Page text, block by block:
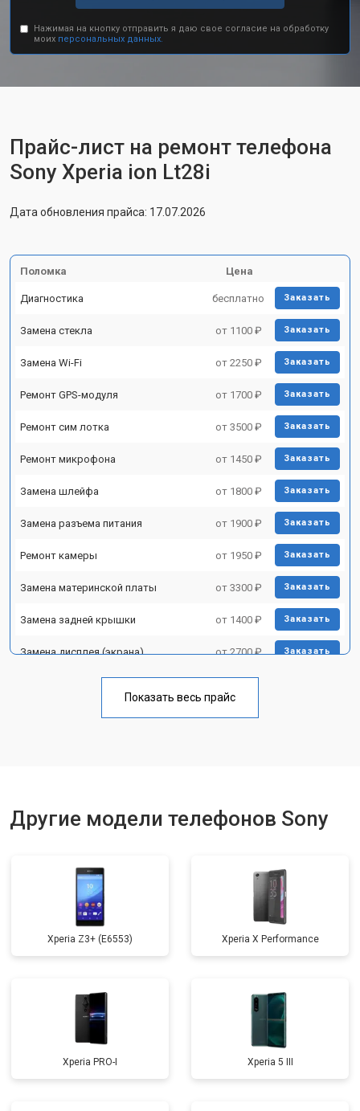
Нажимая на кнопку отправить я даю свое согласие на обработку
моих персональных данных.
Прайс-лист на ремонт телефона
Sony Xperia ion Lt28i
Дата обновления прайса: 17.07.2026
Поломка Цена
Диагностика бесплатно Заказать
Замена стекла от 1100 ₽ Заказать
Замена Wi-Fi от 2250 ₽ Заказать
Ремонт GPS-модуля от 1700 ₽ Заказать
Ремонт сим лотка от 3500 ₽ Заказать
Ремонт микрофона от 1450 ₽ Заказать
Замена шлейфа от 1800 ₽ Заказать
Замена разъема питания от 1900 ₽ Заказать
Ремонт камеры от 1950 ₽ Заказать
Замена материнской платы от 3300 ₽ Заказать
Замена задней крышки от 1400 ₽ Заказать
Замена дисплея (экрана) от 2700 ₽ Заказать
Замена кнопки включения от 1750 ₽
Показать весь прайс
Другие модели телефонов Sony
Xperia Z3+ (E6553) Xperia X Performance
Xperia PRO-I Xperia 5 III